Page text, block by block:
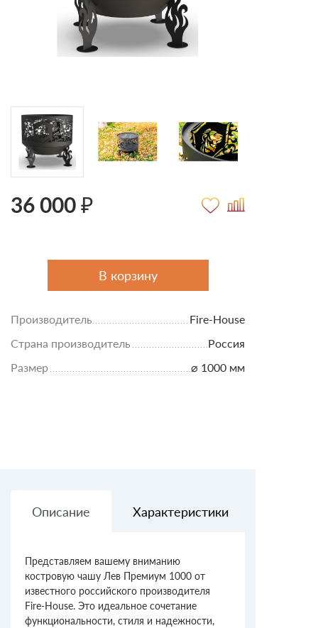
36 000 ₽
В корзину
Производитель
Fire-House
Страна производитель
Россия
Размер
⌀ 1000 мм
Описание Характеристики
Представляем вашему вниманию
костровую чашу Лев Премиум 1000 от
известного российского производителя
Fire-House. Это идеальное сочетание
функциональности, стиля и надежности,